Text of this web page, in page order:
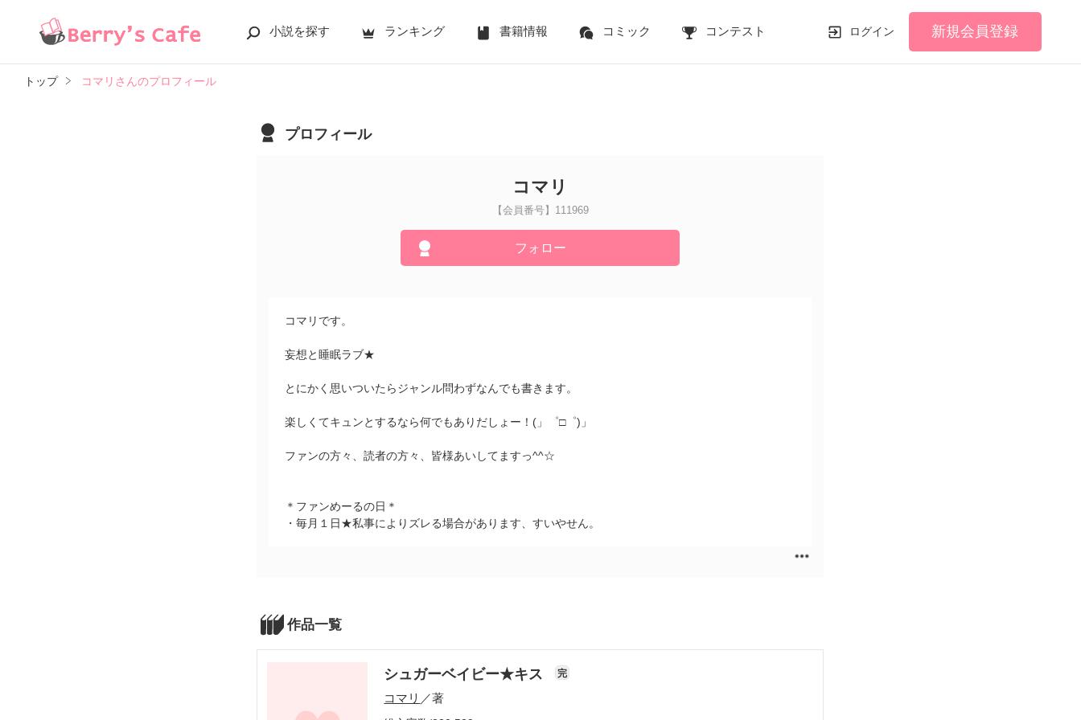
小説を探す ランキング 書籍情報 コミック コンテスト ログイン 新規会員登録
トップ コマリさんのプロフィール
プロフィール
コマリ
【会員番号】111969
フォロー
コマリです。
妄想と睡眠ラブ★
とにかく思いついたらジャンル問わずなんでも書きます。
楽しくてキュンとするなら何でもありだしょー！(」゜□゜)」
ファンの方々、読者の方々、皆様あいしてますっ^^☆
＊ファンめーるの日＊
・毎月１日★私事によりズレる場合があります、すいやせん。
作品一覧
シュガーベイビー★キス 完
コマリ ／著